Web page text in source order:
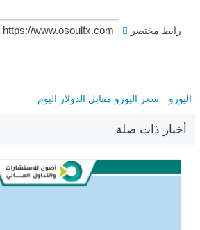
رابط مختصر
اليورو سعر اليورو مقابل الدولار اليوم
أخبار ذات صلة